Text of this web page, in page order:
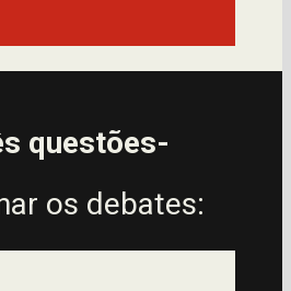
questões-
os debates: